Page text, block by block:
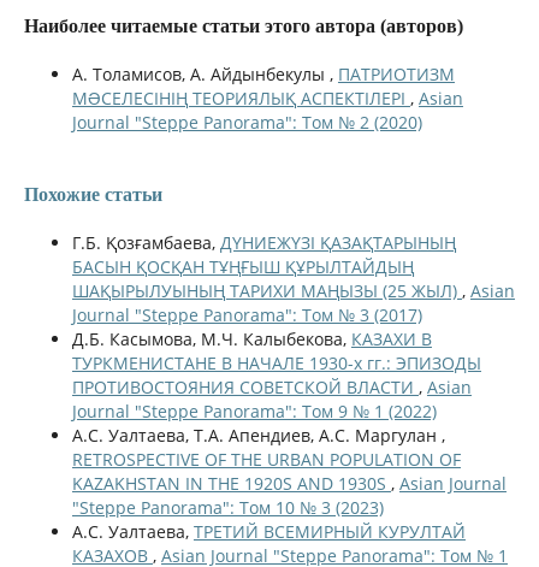
Наиболее читаемые статьи этого автора (авторов)
А. Толамисов, А. Айдынбекулы , ПАТРИОТИЗМ
МƏСЕЛЕСІНІҢ ТЕОРИЯЛЫҚ АСПЕКТІЛЕРІ , Asian
Journal "Steppe Panorama": Том № 2 (2020)
Похожие статьи
Г.Б. Қозғамбаева, ДҮНИЕЖҮЗІ ҚАЗАҚТАРЫНЫҢ
БАСЫН ҚОСҚАН ТҰҢҒЫШ ҚҰРЫЛТАЙДЫҢ
ШАҚЫРЫЛУЫНЫҢ ТАРИХИ МАҢЫЗЫ (25 ЖЫЛ) , Asian
Journal "Steppe Panorama": Том № 3 (2017)
Д.Б. Касымова, М.Ч. Калыбекова, КАЗАХИ В
ТУРКМЕНИСТАНЕ В НАЧАЛЕ 1930-х гг.: ЭПИЗОДЫ
ПРОТИВОСТОЯНИЯ СОВЕТСКОЙ ВЛАСТИ , Asian
Journal "Steppe Panorama": Том 9 № 1 (2022)
А.С. Уалтаева, Т.А. Апендиев, А.С. Маргулан ,
RETROSPECTIVE OF THE URBAN POPULATION OF
KAZAKHSTAN IN THE 1920S AND 1930S , Asian Journal
"Steppe Panorama": Том 10 № 3 (2023)
А.С. Уалтаева, ТРЕТИЙ ВСЕМИРНЫЙ КУРУЛТАЙ
КАЗАХОВ , Asian Journal "Steppe Panorama": Том № 1